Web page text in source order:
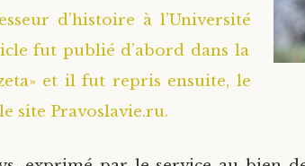
d’histoire à l’Université
fut publié d’abord dans la
et il fut repris ensuite, le
site Pravoslavie.ru.